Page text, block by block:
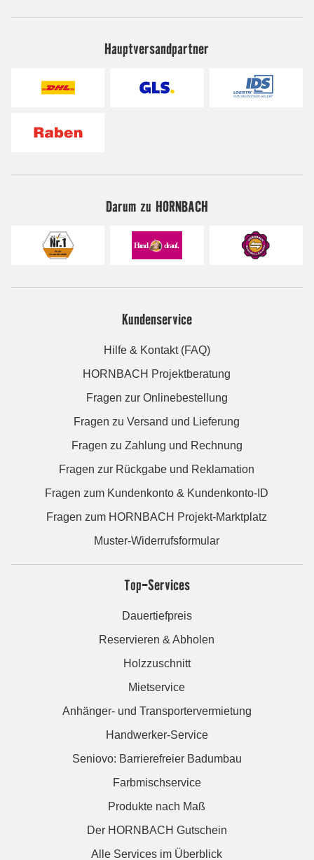
Hauptversandpartner
Darum zu HORNBACH
Kundenservice
Hilfe & Kontakt (FAQ)
HORNBACH Projektberatung
Fragen zur Onlinebestellung
Fragen zu Versand und Lieferung
Fragen zu Zahlung und Rechnung
Fragen zur Rückgabe und Reklamation
Fragen zum Kundenkonto & Kundenkonto-ID
Fragen zum HORNBACH Projekt-Marktplatz
Muster-Widerrufsformular
Top-Services
Dauertiefpreis
Reservieren & Abholen
Holzzuschnitt
Mietservice
Anhänger- und Transportervermietung
Handwerker-Service
Seniovo: Barrierefreier Badumbau
Farbmischservice
Produkte nach Maß
Der HORNBACH Gutschein
Alle Services im Überblick